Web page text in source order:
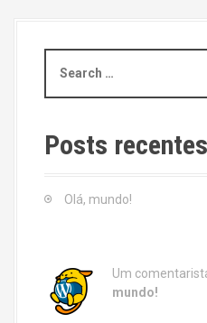
a
c
h
Posts recentes
Olá, mundo!
Um
mundo!